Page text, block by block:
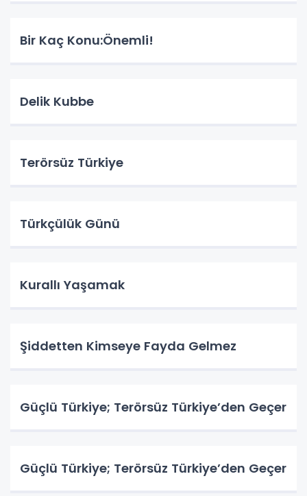
Bir Kaç Konu:Önemli!
Delik Kubbe
Terörsüz Türkiye
Türkçülük Günü
Kurallı Yaşamak
Şiddetten Kimseye Fayda Gelmez
Güçlü Türkiye; Terörsüz Türkiye’den Geçer
Güçlü Türkiye; Terörsüz Türkiye’den Geçer